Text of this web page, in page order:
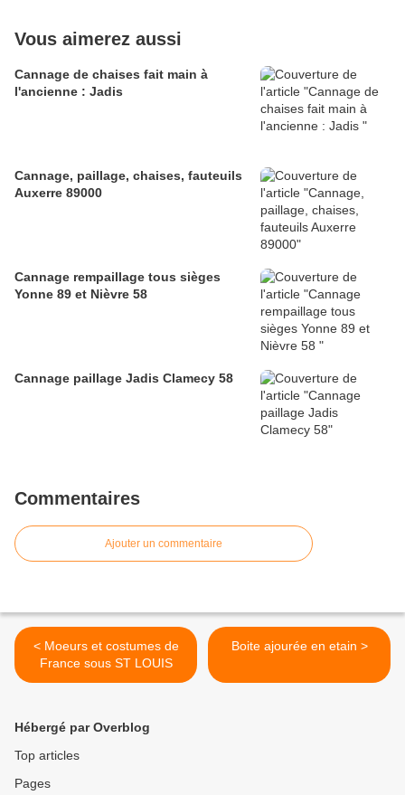
Vous aimerez aussi
Cannage de chaises fait main à
l'ancienne : Jadis
Cannage, paillage, chaises, fauteuils
Auxerre 89000
Cannage rempaillage tous sièges
Yonne 89 et Nièvre 58
Cannage paillage Jadis Clamecy 58
Commentaires
Ajouter un commentaire
< Moeurs et costumes de
France sous ST LOUIS
Boite ajourée en etain >
Hébergé par Overblog
Top articles
Pages